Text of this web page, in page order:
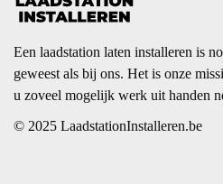
Een laadstation laten installeren is
geweest als bij ons. Het is onze
u zoveel mogelijk werk uit handen
© 2025 LaadstationInstalleren.be